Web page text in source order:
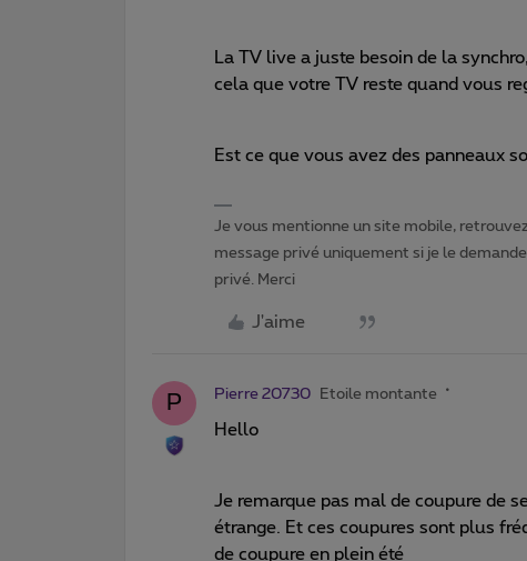
La TV live a juste besoin de la
cela que votre TV reste quand vous
Est ce que vous avez des panneaux
Je vous mentionne un site mobile,
message privé uniquement si je le
privé. Merci
J'aime
P Pierre 20730 Etoile montante
Hello
Je remarque pas mal de coupure de
étrange. Et ces coupures sont plus
de coupure en plein été